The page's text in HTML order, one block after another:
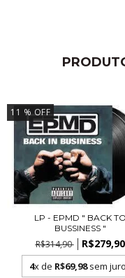
11 % OFF
LP - EPMD " BACK TO
BUSSINESS "
R$314,90 R$279,90
4x de R$69,98sem